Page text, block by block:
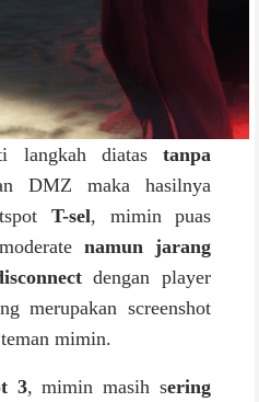
langkah diatastanpa
DMZ maka hasilnya
T-sel, mimin puas
namun jarang
dengan player
merupakan screenshot
mimin.
3, mimin masih sering